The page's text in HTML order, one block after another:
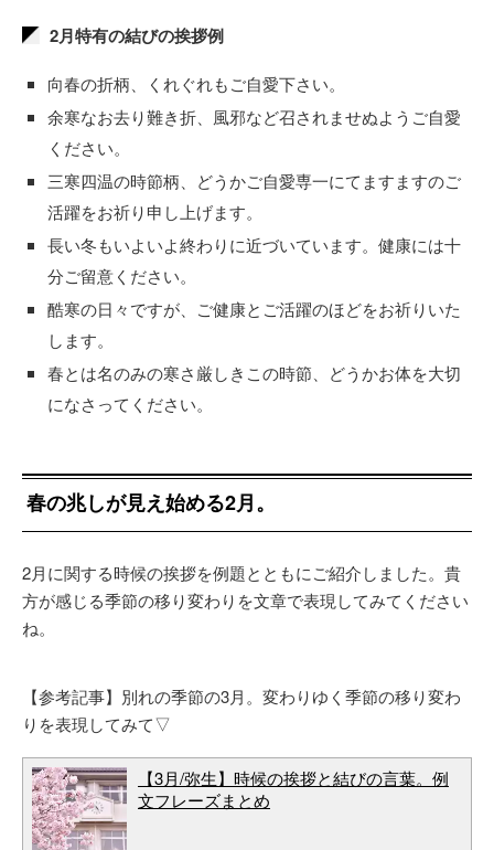
2月特有の結びの挨拶例
向春の折柄、くれぐれもご自愛下さい。
余寒なお去り難き折、風邪など召されませぬようご自愛
ください。
三寒四温の時節柄、どうかご自愛専一にてますますのご
活躍をお祈り申し上げます。
長い冬もいよいよ終わりに近づいています。健康には十
分ご留意ください。
酷寒の日々ですが、ご健康とご活躍のほどをお祈りいた
します。
春とは名のみの寒さ厳しきこの時節、どうかお体を大切
になさってください。
春の兆しが見え始める2月。
2月に関する時候の挨拶を例題とともにご紹介しました。貴
方が感じる季節の移り変わりを文章で表現してみてください
ね。
【参考記事】別れの季節の3月。変わりゆく季節の移り変わ
りを表現してみて▽
【3月/弥生】時候の挨拶と結びの言葉。例
文フレーズまとめ